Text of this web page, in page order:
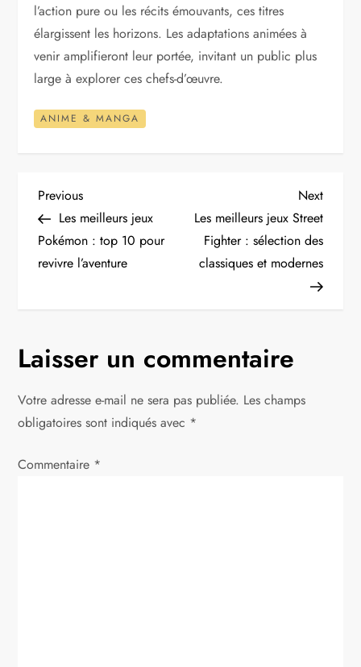
l’action pure ou les récits émouvants, ces titres
élargissent les horizons. Les adaptations animées à
venir amplifieront leur portée, invitant un public plus
large à explorer ces chefs-d’œuvre.
ANIME & MANGA
N
a
v
g
a
t
i
Previous
Post
Previous
Les meilleurs jeux
Pokémon : top 10 pour
revivre l’aventure
Next
Post
Next
Les meilleurs jeux Street
Fighter : sélection des
classiques et modernes
Laisser un commentaire
Votre adresse e-mail ne sera pas publiée. Les champs
obligatoires sont indiqués avec *
Commentaire *